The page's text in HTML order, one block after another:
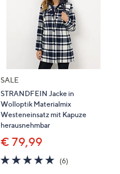
SALE
STRANDFEIN Jacke in
Wolloptik Materialmix
Westeneinsatz mit Kapuze
herausnehmbar
€ 79,99
4.7
von
(6)6